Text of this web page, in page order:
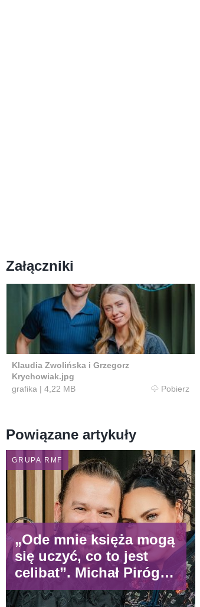
Załączniki
Klaudia Zwolińska i Grzegorz
Krychowiak.jpg
grafika | 4,22 MB Pobierz
Powiązane artykuły
GRUPA RMF
„Ode mnie księża mogą
się uczyć, co to jest
celibat”. Michał Piróg
szczerze o samotności i